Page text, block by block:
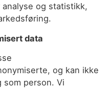
og statistikk,
data
og kan ikke
person. Vi